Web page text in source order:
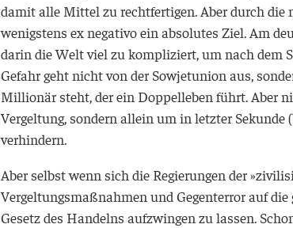
damit alle Mittel zu rechtfertigen. Aber durch die
wenigstens ex negativo ein absolutes Ziel. Am
darin die Welt viel zu kompliziert, um nach dem
Gefahr geht nicht von der Sowjetunion aus,
Millionär steht, der ein Doppelleben führt. Aber
Vergeltung, sondern allein um in letzter
verhindern.
Aber selbst wenn sich die Regierungen der
Vergeltungsmaßnahmen und Gegenterror auf
Gesetz des Handelns aufzwingen zu lassen.